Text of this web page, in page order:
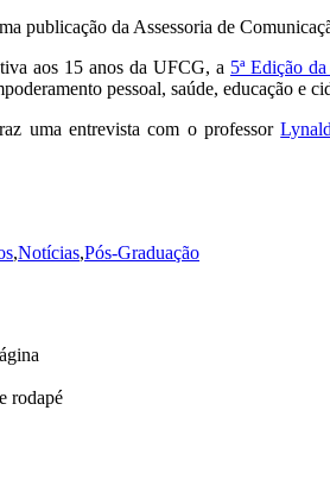
publicação da Assessoria de
aos 15 anos da UFCG, a 5ª Edição
pessoal, saúde, educação e
uma entrevista com o professor
,Notícias,Pós-Graduação
rodapé